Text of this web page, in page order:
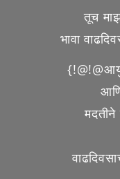
तूच
भावा